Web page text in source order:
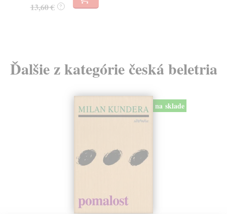
13,60 € ?
Ďalšie z kategórie česká beletria
na sklade